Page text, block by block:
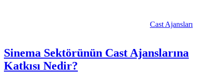
Cast Ajansları
Sinema Sektörünün Cast Ajanslarına
Katkısı Nedir?